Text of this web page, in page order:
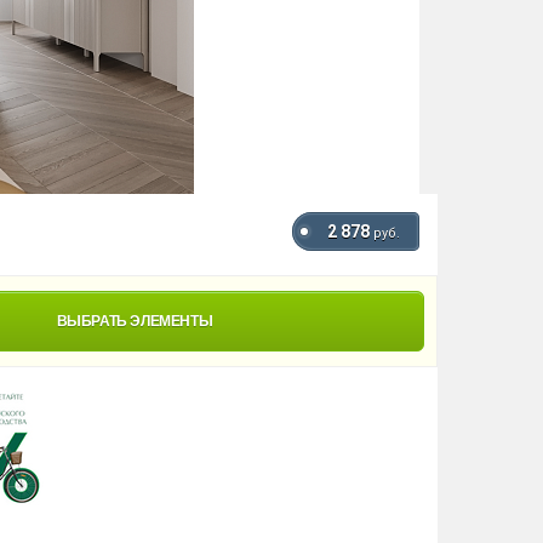
2 878 руб.
ВЫБРАТЬ ЭЛЕМЕНТЫ